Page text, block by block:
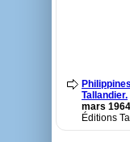
Tallandier.
mars 1964
Éditions